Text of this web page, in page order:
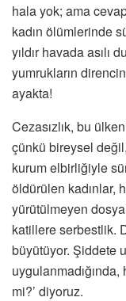
hala yok; ama
kadın ölümlerinde
yıldır havada asılı
yumrukların
ayakta!
Cezasızlık, bu
çünkü bireysel
kurum elbirliğiyle
öldürülen kadınlar,
yürütülmeyen
katillere serbestlik.
büyütüyor. Şiddete
mi?’ diyoruz.